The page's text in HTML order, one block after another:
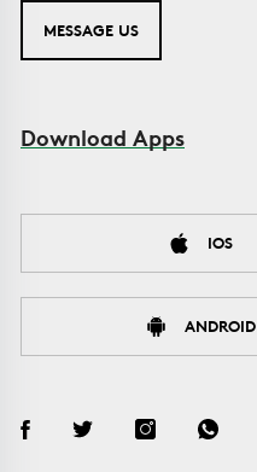
MESSAGE US
Download Apps
IOS
ANDROID